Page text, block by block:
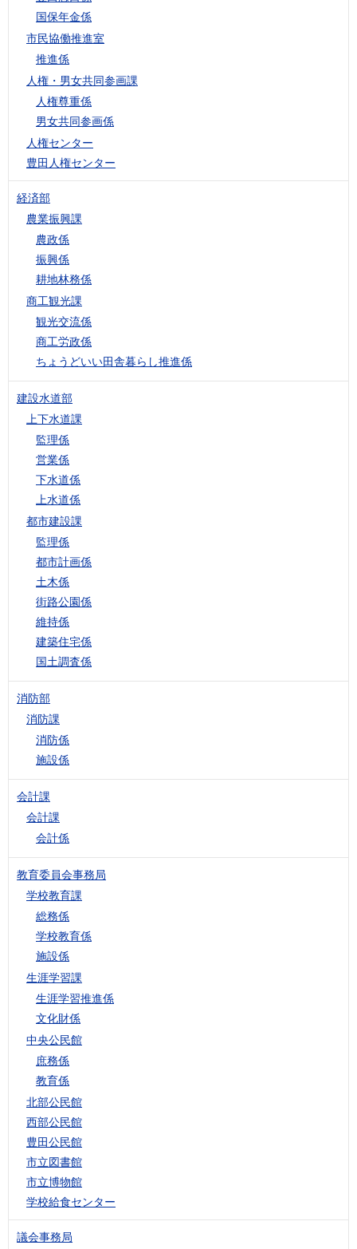
国保年金係
市民協働推進室
推進係
人権・男女共同参画課
人権尊重係
男女共同参画係
人権センター
豊田人権センター
経済部
農業振興課
農政係
振興係
耕地林務係
商工観光課
観光交流係
商工労政係
ちょうどいい田舎暮らし推進係
建設水道部
上下水道課
監理係
営業係
下水道係
上水道係
都市建設課
監理係
都市計画係
土木係
街路公園係
維持係
建築住宅係
国土調査係
消防部
消防課
消防係
施設係
会計課
会計課
会計係
教育委員会事務局
学校教育課
総務係
学校教育係
施設係
生涯学習課
生涯学習推進係
文化財係
中央公民館
庶務係
教育係
北部公民館
西部公民館
豊田公民館
市立図書館
市立博物館
学校給食センター
議会事務局